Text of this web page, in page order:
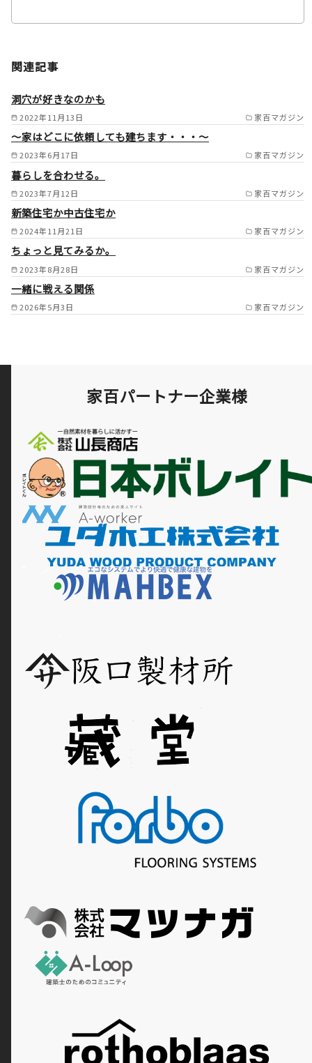
山市/一宮市/稲沢市/あま市/津
島市/愛西市/尾張旭市/瀬戸市/
日進市/長久手市/みよし市/東
郷町/刈谷市/安城市/大府市/東
海市/知立市/豊田市/西尾市/岡
崎市/阿久比町/羽島市/各務原
関連記事
2022年11月13日 家百マガジン
洞穴が好きなのかも
2023年6月17日 家百マガジン
～家はどこに依頼しても建ちます・・・～
2023年7月12日 家百マガジン
暮らしを合わせる。
2024年11月21日 家百マガジン
新築住宅か中古住宅か
2023年8月28日 家百マガジン
ちょっと見てみるか。
2026年5月3日 家百マガジン
一緒に戦える関係
家百パートナー企業様